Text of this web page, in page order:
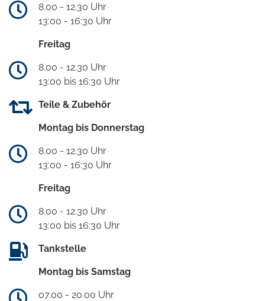
8.00 - 12.30 Uhr
13:00 - 16:30 Uhr
Freitag
8.00 - 12.30 Uhr
13:00 bis 16:30 Uhr
Teile & Zubehör
Montag bis Donnerstag
8.00 - 12.30 Uhr
13:00 - 16:30 Uhr
Freitag
8.00 - 12.30 Uhr
13:00 bis 16:30 Uhr
Tankstelle
Montag bis Samstag
07.00 - 20.00 Uhr